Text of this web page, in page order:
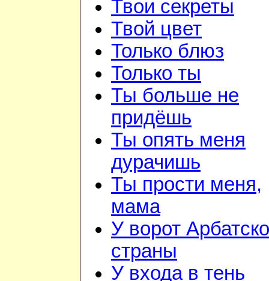
Твои секреты
Твой цвет
Только блюз
Только ты
Ты больше не
придёшь
Ты опять меня
дурачишь
Ты прости меня,
мама
У ворот
страны
У входа в тень